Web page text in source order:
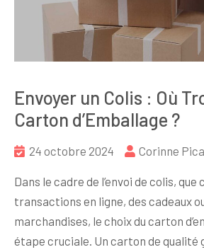
Envoyer un Colis : Où
Carton d’Emballage ?
24 octobre 2024 Corinne
Dans le cadre de l’envoi de colis, que
transactions en ligne, des cadeaux
marchandises, le choix du carton
étape cruciale. Un carton de qualité